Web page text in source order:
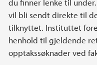
du finner lenke til
vil bli sendt direkte til
tilknyttet. Instituttet
henhold til gjeldende
opptakssøknader ved